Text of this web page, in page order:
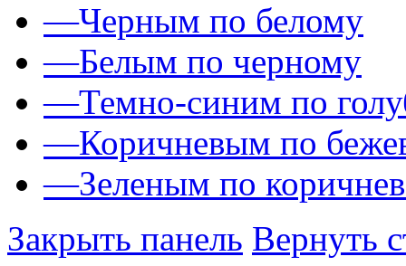
—Черным по белому
—Белым по черному
—Темно-синим по
—Коричневым по
—Зеленым по
Закрыть панель Вернуть